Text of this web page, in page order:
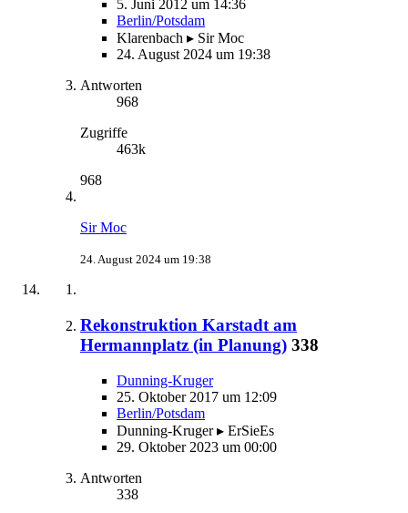
5. Juni 2012 um 14:36
Berlin/Potsdam
Klarenbach ▸ Sir Moc
24. August 2024 um 19:38
Antworten
968
Zugriffe
463k
968
Sir Moc
24. August 2024 um 19:38
Rekonstruktion Karstadt am
Hermannplatz (in Planung) 338
Dunning-Kruger
25. Oktober 2017 um 12:09
Berlin/Potsdam
Dunning-Kruger ▸ ErSieEs
29. Oktober 2023 um 00:00
Antworten
338